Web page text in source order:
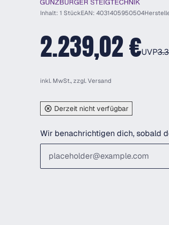
Inhalt: 1 StückEAN: 4031405950504
2.239,02 €UVP
inkl. MwSt., zzgl.Versand
Derzeit nicht verfügbar
Wir benachrichtigen dich, sobald